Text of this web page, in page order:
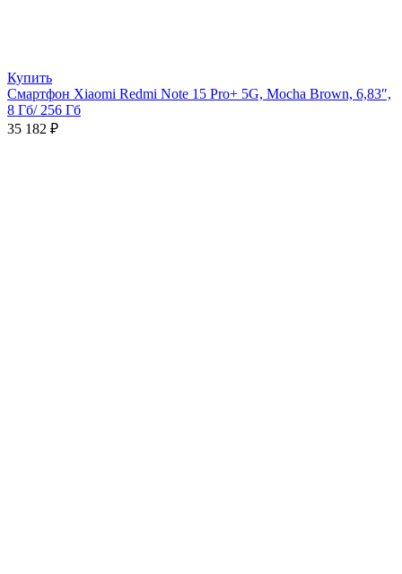
Купить
Смартфон Xiaomi Redmi Note 15 Pro+ 5G, Mocha Brown, 6,83″,
8 Гб/ 256 Гб
35 182 ₽